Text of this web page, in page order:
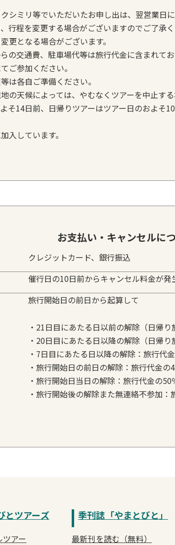
ミリ等でいただいたお申し出は、翌営業日
行程を変更する場合がございますのでご了承く
更となる場合がございます。
の交通費、駐車場代等は旅行代金に含まれてお
ご参加ください。
は各自ご準備ください。
の天候によっては、やむなくツアーを中止する
そ14日前、日帰りツアーはツアー日のおよそ
入しています。
お支払い・キャンセルに
クレジットカード、銀行振込
催行日の10日前からキャンセル料金が発
旅行開始日の前日から起算して
・21日目にあたる日以前の解除（日帰
・20日目にあたる日以降の解除（日帰
・7日目にあたる日以降の解除：旅行代
・旅行開始日の前日の解除：旅行代金の
・旅行開始日当日の解除：旅行代金の50
・旅行開始後の解除また無連絡不参加：
とツアーズ
アー
季刊誌「やまとびと」
最新刊を読む（無料）